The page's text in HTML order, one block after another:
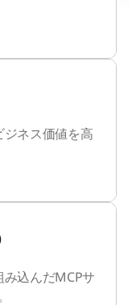
ネス価値を高
込んだMCPサ